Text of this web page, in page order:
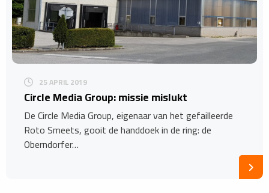
25 APRIL 2019
Circle Media Group: missie mislukt
De Circle Media Group, eigenaar van het gefailleerde
Roto Smeets, gooit de handdoek in de ring: de
Oberndorfer…